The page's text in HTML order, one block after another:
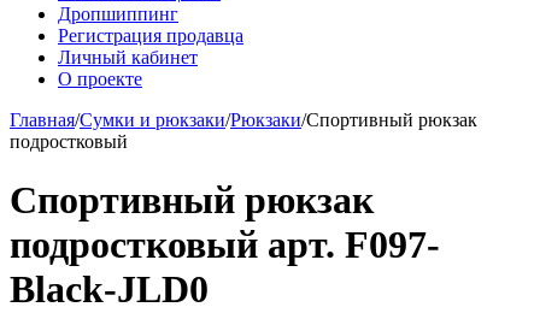
Дропшиппинг
Регистрация продавца
Личный кабинет
О проекте
Главная/Сумки и рюкзаки/Рюкзаки/Спортивный рюкзак
подростковый
Спортивный рюкзак
подростковый арт. F097-
Black-JLD0